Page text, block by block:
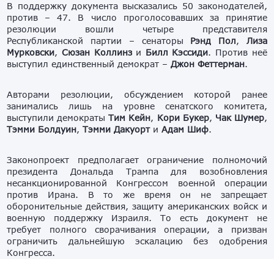
В поддержку документа высказались 50 законодателей,
против – 47. В число проголосовавших за принятие
резолюции вошли четыре представителя
Республиканской партии – сенаторы Рэнд Пол, Лиза
Мурковски, Сюзан Коллинзи Билл Кэссиди. Против неё
выступил единственный демократ –Джон Феттерман.
Авторами резолюции, обсуждением которой ранее
занимались лишь на уровне сенатского комитета,
выступили демократыТим Кейн, Кори Букер, Чак Шумер,
Тэмми Болдуин,Тэмми ДакуортиАдам Шиф.
Законопроект предполагает ограничение полномочий
президента Дональда Трампа для возобновления
несанкционированной Конгрессом военной операции
против Ирана. В то же время он не запрещает
оборонительные действия, защиту американских войск и
военную поддержку Израиля. То есть документ не
требует полного сворачивания операции, а призван
ограничить дальнейшую эскалацию без одобрения
Конгресса.